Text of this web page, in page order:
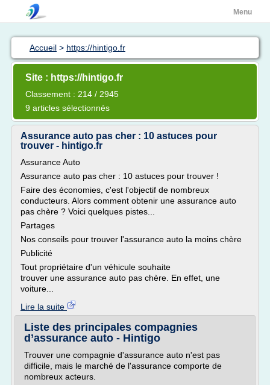
Menu
Accueil > https://hintigo.fr
Site : https://hintigo.fr
Classement : 214 / 2945
9 articles sélectionnés
Assurance auto pas cher : 10 astuces pour
trouver - hintigo.fr
Assurance Auto
Assurance auto pas cher : 10 astuces pour trouver !
Faire des économies, c'est l'objectif de nombreux
conducteurs. Alors comment obtenir une assurance auto
pas chère ? Voici quelques pistes...
Partages
Nos conseils pour trouver l'assurance auto la moins chère
Publicité
Tout propriétaire d'un véhicule souhaite
trouver une assurance auto pas chère. En effet, une
voiture...
Lire la suite
Liste des principales compagnies
d’assurance auto - Hintigo
Trouver une compagnie d'assurance auto n'est pas
difficile, mais le marché de l'assurance comporte de
nombreux acteurs.